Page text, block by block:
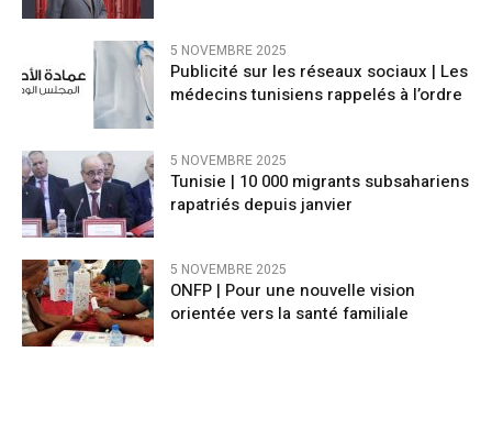
5 NOVEMBRE 2025
Publicité sur les réseaux sociaux | Les
médecins tunisiens rappelés à l’ordre
5 NOVEMBRE 2025
Tunisie | 10 000 migrants subsahariens
rapatriés depuis janvier
5 NOVEMBRE 2025
ONFP | Pour une nouvelle vision
orientée vers la santé familiale